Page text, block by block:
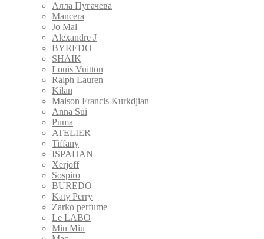
Алла Пугачева
Mancera
Jo Mal
Alexandre J
BYREDO
SHAIK
Louis Vuitton
Ralph Lauren
Kilan
Maison Francis Kurkdjian
Anna Sui
Puma
ATELIER
Tiffany
ISPAHAN
Xerjoff
Sospiro
BUREDO
Katy Perry
Zarko perfume
Le LABO
Miu Miu